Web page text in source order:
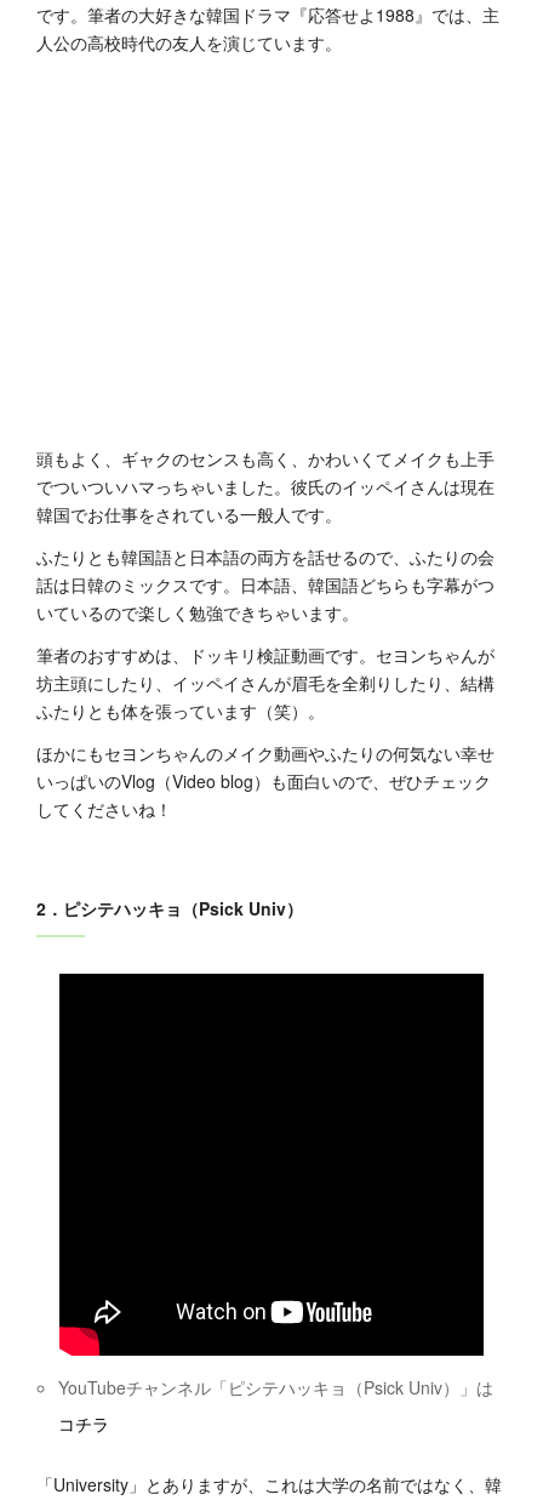
です。筆者の大好きな韓国ドラマ『応答せよ1988』では、主
人公の高校時代の友人を演じています。
頭もよく、ギャクのセンスも高く、かわいくてメイクも上手
でついついハマっちゃいました。彼氏のイッペイさんは現在
韓国でお仕事をされている一般人です。
ふたりとも韓国語と日本語の両方を話せるので、ふたりの会
話は日韓のミックスです。日本語、韓国語どちらも字幕がつ
いているので楽しく勉強できちゃいます。
筆者のおすすめは、ドッキリ検証動画です。セヨンちゃんが
坊主頭にしたり、イッペイさんが眉毛を全剃りしたり、結構
ふたりとも体を張っています（笑）。
ほかにもセヨンちゃんのメイク動画やふたりの何気ない幸せ
いっぱいのVlog（Video blog）も面白いので、ぜひチェック
してくださいね！
2．ピシテハッキョ（Psick Univ）
YouTubeチャンネル「ピシテハッキョ（Psick Univ）」は
コチラ
「University」とありますが、これは大学の名前ではなく、韓